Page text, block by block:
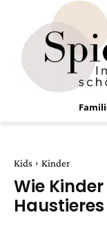
Kids Kinder
Wie